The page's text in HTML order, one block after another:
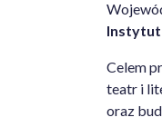
Celem
teatr i
oraz